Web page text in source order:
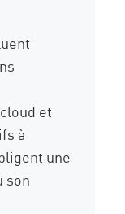
et
à
une
son